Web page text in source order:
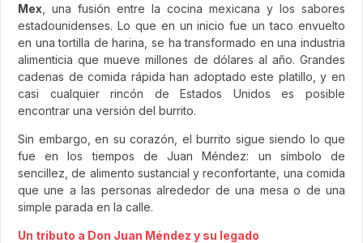
Mex , una fusión entre la cocina mexicana y los sabores
estadounidenses. Lo que en un inicio fue un taco envuelto
en una tortilla de harina, se ha transformado en una industria
alimenticia que mueve millones de dólares al año. Grandes
cadenas de comida rápida han adoptado este platillo, y en
casi cualquier rincón de Estados Unidos es posible
encontrar una versión del burrito.
Sin embargo, en su corazón, el burrito sigue siendo lo que
fue en los tiempos de Juan Méndez: un símbolo de
sencillez, de alimento sustancial y reconfortante, una comida
que une a las personas alrededor de una mesa o de una
simple parada en la calle.
Un tributo a Don Juan Méndez y su legado